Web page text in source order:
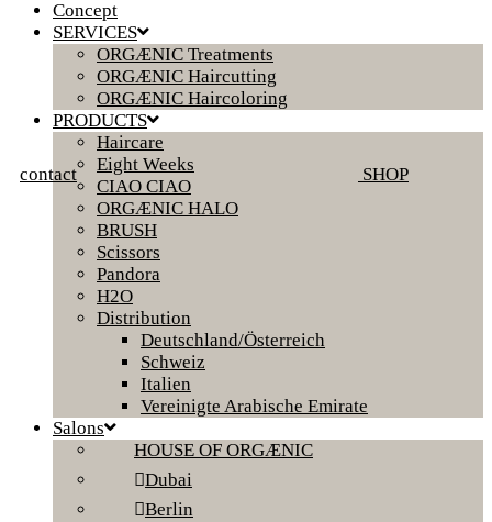
contact SHOP
Concept
SERVICES
ORGÆNIC Treatments
ORGÆNIC Haircutting
ORGÆNIC Haircoloring
PRODUCTS
Haircare
Eight Weeks
CIAO CIAO
ORGÆNIC HALO
BRUSH
Scissors
Pandora
H2O
Distribution
Deutschland/Österreich
Schweiz
Italien
Vereinigte Arabische Emirate
Salons
HOUSE OF ORGÆNIC
Dubai
Berlin